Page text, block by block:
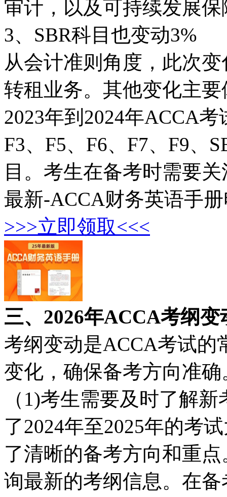
审计，以及可持续发展
3、SBR科目也变动3%
从会计准则角度，此次变
转租业务。其他变化主
2023年到2024年ACCA
F3、F5、F6、F7、F9、
目。考生在备考时需要
最新-ACCA财务英语手
>>>立即领取<<<
三、2026年ACCA考纲
考纲变动是ACCA考试的
变化，确保备考方向准确
（1)考生需要及时了解
了2024年至2025年的考
了清晰的备考方向和重
询最新的考纲信息。在